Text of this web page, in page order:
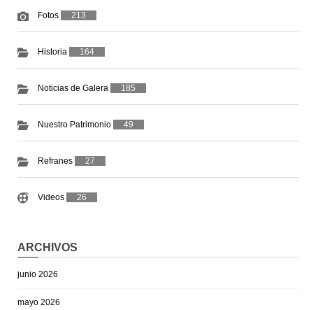
Fotos 213
Historia 164
Noticias de Galera 185
Nuestro Patrimonio 49
Refranes 27
Videos 26
ARCHIVOS
junio 2026
mayo 2026